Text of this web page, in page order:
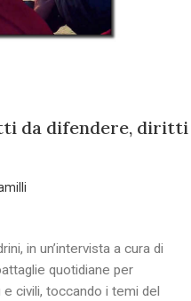
da difendere, diritti
in un’intervista a cura di
quotidiane per
civili, toccando i temi del